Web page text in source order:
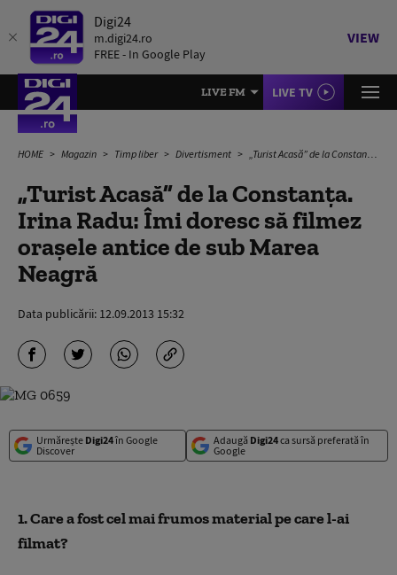
Digi24
m.digi24.ro
FREE - In Google Play
VIEW
LIVE FM LIVE TV
HOME Magazin Timp liber Divertisment „Turist Acasă” de la Constanța. Irina Radu: Îmi doresc să filmez orașele antice de sub Marea Neagră
„Turist Acasă” de la Constanța.
Irina Radu: Îmi doresc să filmez
orașele antice de sub Marea
Neagră
Data publicării: 12.09.2013 15:32
Urmărește Digi24în Google
Discover
Adaugă Digi24ca sursă preferată în
Google
1. Care a fost cel mai frumos material pe care l-ai
filmat?